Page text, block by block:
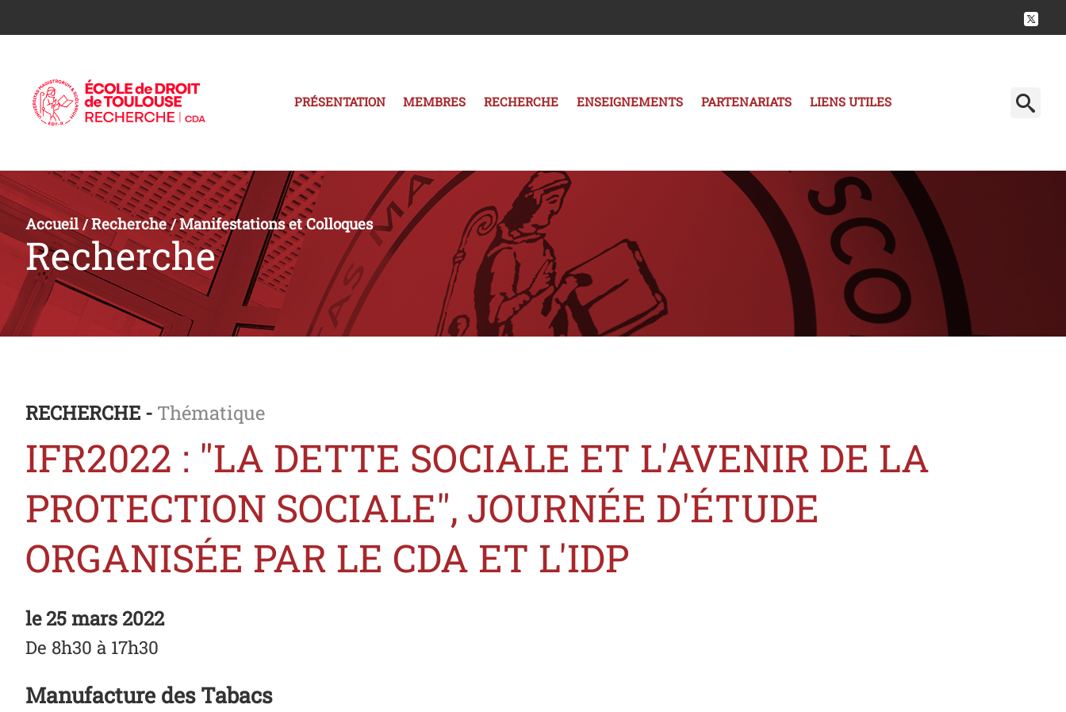
PRÉSENTATION MEMBRES RECHERCHE ENSEIGNEMENTS PARTENARIATS LIENS UTILES
Accueil/Recherche/Manifestations et Colloques
Recherche
RECHERCHE - Thématique
IFR2022 : "LA DETTE SOCIALE ET L'AVENIR DE LA
PROTECTION SOCIALE", JOURNÉE D'ÉTUDE
ORGANISÉE PAR LE CDA ET L'IDP
le25 mars 2022
De 8h30 à 17h30
Manufacture des Tabacs